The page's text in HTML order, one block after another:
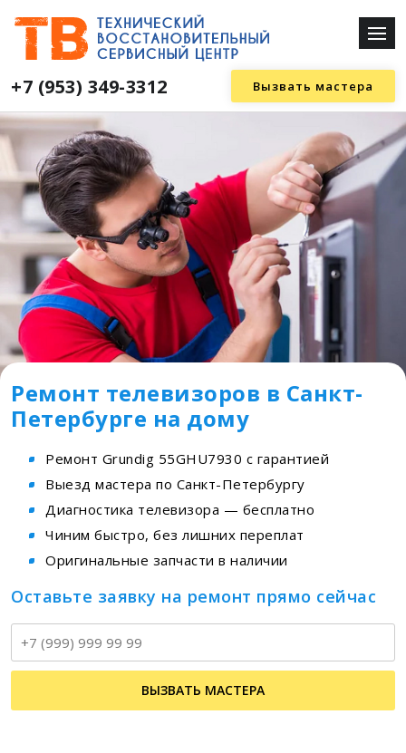
+7 (953) 349-3312 Вызвать мастера
Ремонт телевизоров в Санкт-
Петербурге на дому
Ремонт Grundig 55GHU7930 с гарантией
Выезд мастера по Санкт-Петербургу
Диагностика телевизора — бесплатно
Чиним быстро, без лишних переплат
Оригинальные запчасти в наличии
Оставьте заявку на ремонт прямо сейчас
ВЫЗВАТЬ МАСТЕРА